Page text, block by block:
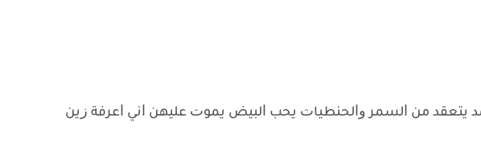
ﻳﺘﻌﻘﺪ ﻣﻦ ﺍﻟﺴﻤﺮ ﻭﺍﻟﺤﻨﻄﻴﺎﺕ ﻳﺤﺐ ﺍﻟﺒﻴﺾ ﻳﻤﻮﺕ ﻋﻠﻴﻬﻦ ﺍﻧﻲ ﺍﻋﺮﻓﺔ ﺯﻳﻦ